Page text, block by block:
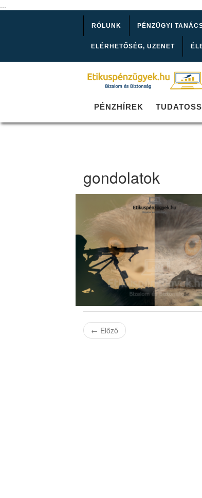
...
RÓLUNK PÉNZÜGYI
ELÉRHETŐSÉG, ÜZENET
PÉNZHÍREK
gondolatok
← Előző